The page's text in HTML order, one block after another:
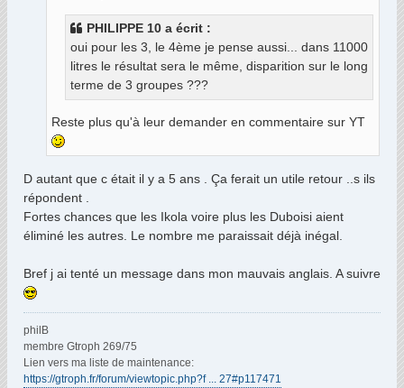
PHILIPPE 10 a écrit :
oui pour les 3, le 4ème je pense aussi... dans 11000
litres le résultat sera le même, disparition sur le long
terme de 3 groupes ???
Reste plus qu'à leur demander en commentaire sur YT
D autant que c était il y a 5 ans . Ça ferait un utile retour ..s ils
répondent .
Fortes chances que les Ikola voire plus les Duboisi aient
éliminé les autres. Le nombre me paraissait déjà inégal.
Bref j ai tenté un message dans mon mauvais anglais. A suivre
philB
membre Gtroph 269/75
Lien vers ma liste de maintenance:
https://gtroph.fr/forum/viewtopic.php?f ... 27#p117471